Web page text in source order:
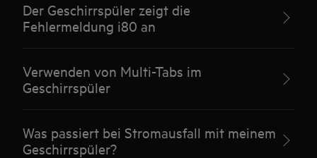
Der Geschirrspüler zeigt die
Fehlermeldung i80 an
Verwenden von Multi-Tabs im
Geschirrspüler
Was passiert bei Stromausfall mit meinem
Geschirrspüler?